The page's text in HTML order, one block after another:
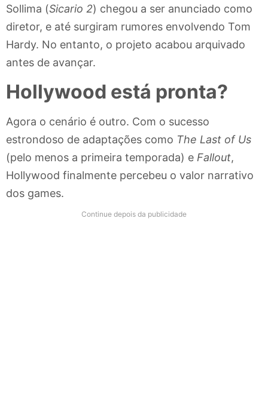
Sollima (Sicario 2) chegou a ser anunciado como
diretor, e até surgiram rumores envolvendo Tom
Hardy. No entanto, o projeto acabou arquivado
antes de avançar.
Hollywood está pronta?
Agora o cenário é outro. Com o sucesso
estrondoso de adaptações como The Last of Us
(pelo menos a primeira temporada) e Fallout,
Hollywood finalmente percebeu o valor narrativo
dos games.
Continue depois da publicidade